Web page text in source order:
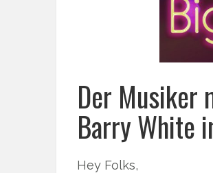
Der Musiker
Barry White
Hey Folks,